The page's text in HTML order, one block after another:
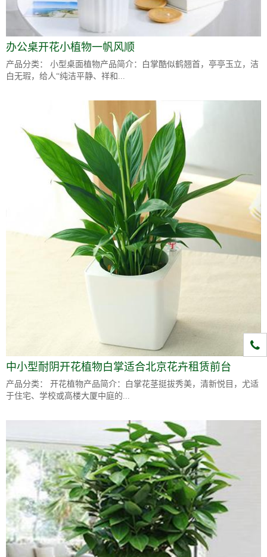
办公桌开花小植物一帆风顺
产品分类： 小型桌面植物产品简介：白掌酷似鹤翘首，亭亭玉立，洁
白无瑕，给人“纯洁平静、祥和...
中小型耐阴开花植物白掌适合北京花卉租赁前台
产品分类： 开花植物产品简介：白掌花茎挺拔秀美，清新悦目，尤适
于住宅、学校或高楼大厦中庭的...